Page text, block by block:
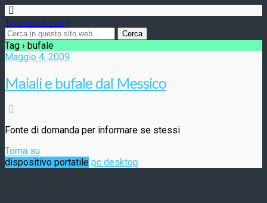
Terzoocchio.org
Tag › bufale
Maggio 4, 2009
Maiali e bufale dal Messico
Fonte di domanda per informare se stessi
Torna su
dispositivo portatile pc desktop